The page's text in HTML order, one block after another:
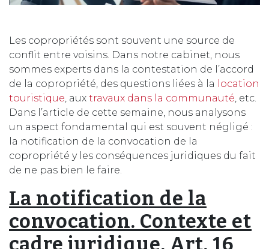
Les copropriétés sont souvent une source de
conflit entre voisins. Dans notre cabinet, nous
sommes experts dans la contestation de l’accord
de la copropriété, des questions liées à la
location
touristique , aux travaux dans la communauté , etc.
Dans l’article de cette semaine, nous analysons
un aspect fondamental qui est souvent négligé :
la notification de la convocation de la
copropriété y les conséquences juridiques du fait
de ne pas bien le faire.
La notification de la
convocation. Contexte et
cadre juridique. Art. 16